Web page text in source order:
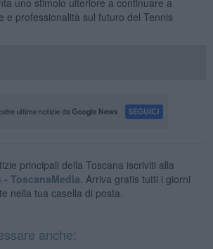
e professionalità sul futuro del Tennis
principali della Toscana iscriviti alla
- ToscanaMedia. Arriva gratis tutti i giorni
nella tua casella di posta.
anche: